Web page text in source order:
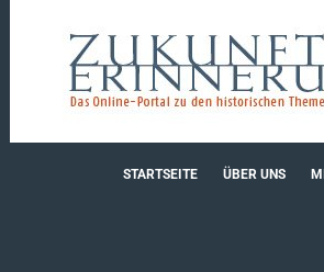
STARTSEITE ÜBER UNS